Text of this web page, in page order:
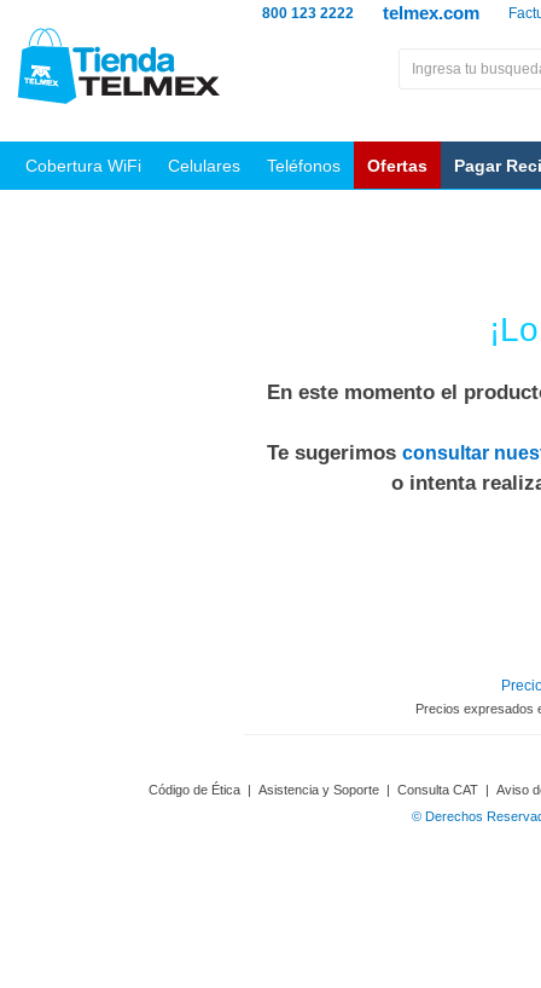
telmex.com
800 123 2222
Cobertura WiFi Celulares Teléfonos Ofertas Pagar
En este momento el
Te sugerimos consultar
o intenta
Precios expresados
Código de Ética | Asistencia y Soporte | Consulta CAT | Aviso
© Derechos